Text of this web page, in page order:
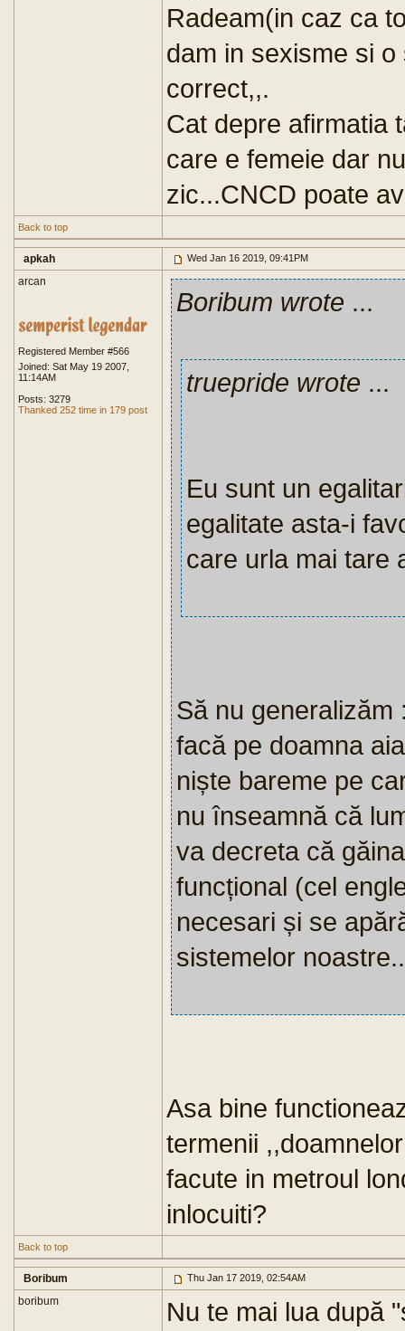
Radeam(in caz ca
dam in sexisme si
correct,,.
Cat depre afirmatia
care e femeie dar
zic...CNCD poate
Back to top
apkah Wed Jan 16 2019, 09:41PM
arcan
Registered Member #566
Joined: Sat May 19 2007,
11:14AM
Posts: 3279
Thanked 252 time in 179 post
Boribum wrote ...
truepride wrote ...
Eu sunt un
egalitate asta-i
care urla mai tare
Să nu generalizăm
facă pe doamna
niște bareme pe
nu înseamnă că
va decreta că
funcțional (cel
necesari și se
sistemelor
Asa bine
termenii
facute in metroul
inlocuiti?
Back to top
Boribum Thu Jan 17 2019, 02:54AM
boribum
Nu te mai lua după